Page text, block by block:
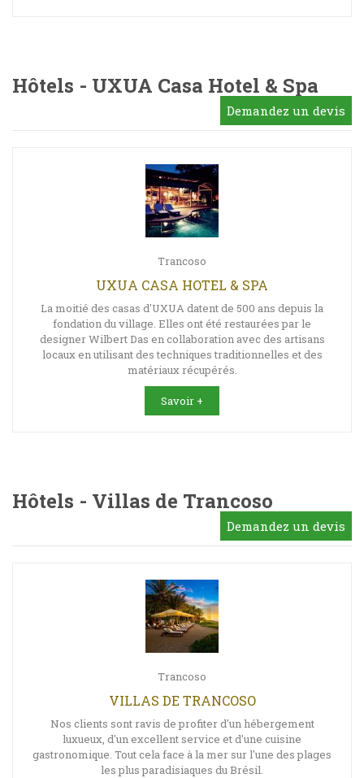
Hôtels - UXUA Casa Hotel & Spa
Demandez un devis
Trancoso
UXUA CASA HOTEL & SPA
La moitié des casas d'UXUA datent de 500 ans depuis la
fondation du village. Elles ont été restaurées par le
designer Wilbert Das en collaboration avec des artisans
locaux en utilisant des techniques traditionnelles et des
matériaux récupérés.
Savoir +
Hôtels - Villas de Trancoso
Demandez un devis
Trancoso
VILLAS DE TRANCOSO
Nos clients sont ravis de profiter d'un hébergement
luxueux, d'un excellent service et d'une cuisine
gastronomique. Tout cela face à la mer sur l'une des plages
les plus paradisiaques du Brésil.